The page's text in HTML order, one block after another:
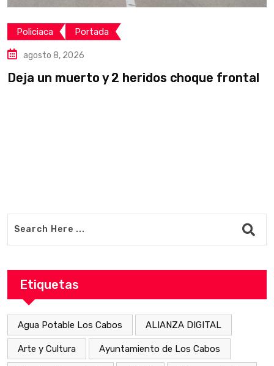
Policiaca Portada
agosto 8, 2026
Deja un muerto y 2 heridos choque frontal
Etiquetas
Agua Potable Los Cabos ALIANZA DIGITAL
Arte y Cultura Ayuntamiento de Los Cabos